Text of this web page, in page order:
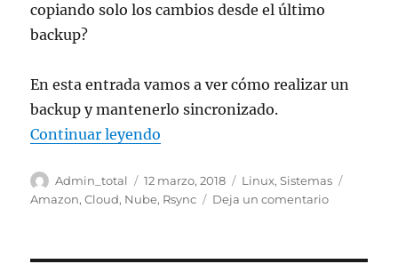
copiando solo los cambios desde el último
backup?
En esta entrada vamos a ver cómo realizar un
backup y mantenerlo sincronizado.
Continuar leyendo
Autor
Admin_total
Publicado
el
12 marzo, 2018 Categorías
Linux,Sistemas
Amazon,Cloud, Nube, Rsync Deja un comentarioen